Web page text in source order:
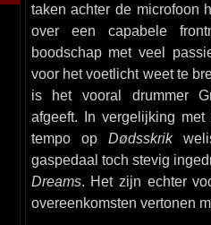
taken achter de microfoon
over een capabele
boodschap met veel
voor het voetlicht weet te
is het vooral drummer
afgeeft. In vergelijking
tempo op Dødsskrik
gaspedaal toch stevig
Dreams. Het zijn echter
overeenkomsten vertonen